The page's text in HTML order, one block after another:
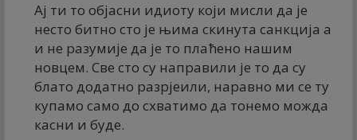
Ај ти то објасни идиоту који мисли да је
несто битно сто је њима скинута санкција а
и не разумије да је то плаћено нашим
новцем. Све сто су направили је то да су
блато додатно разрјеили, наравно ми се ту
купамо само до схватимо да тонемо можда
касни и буде.